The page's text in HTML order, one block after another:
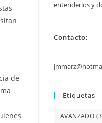
de
entenderlos y
Contacto:
Etiquetas
AVANZADO